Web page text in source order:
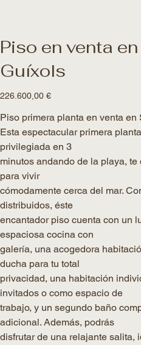
Piso en venta
Guíxols
Precio
226.600,00 €
Piso primera planta en venta
Esta espectacular primera
privilegiada en 3
minutos andando de la playa,
para vivir
cómodamente cerca del mar.
distribuidos, éste
encantador piso cuenta con un
espaciosa cocina con
galería, una acogedora
ducha para tu total
privacidad, una habitación
invitados o como espacio de
trabajo, y un segundo baño
adicional. Además, podrás
disfrutar de una relajante salita,